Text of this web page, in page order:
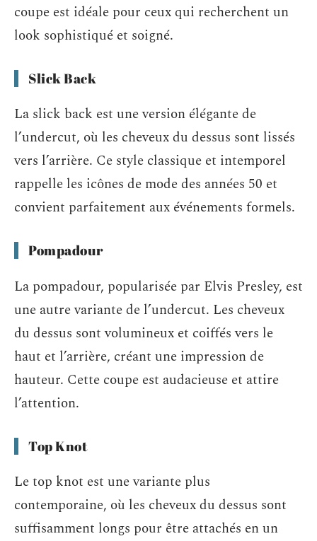
coupe est idéale pour ceux qui recherchent un
look sophistiqué et soigné.
Slick Back
La slick back est une version élégante de
l’undercut, où les cheveux du dessus sont lissés
vers l’arrière. Ce style classique et intemporel
rappelle les icônes de mode des années 50 et
convient parfaitement aux événements formels.
Pompadour
La pompadour, popularisée par Elvis Presley, est
une autre variante de l’undercut. Les cheveux
du dessus sont volumineux et coiffés vers le
haut et l’arrière, créant une impression de
hauteur. Cette coupe est audacieuse et attire
l’attention.
Top Knot
Le top knot est une variante plus
contemporaine, où les cheveux du dessus sont
suffisamment longs pour être attachés en un